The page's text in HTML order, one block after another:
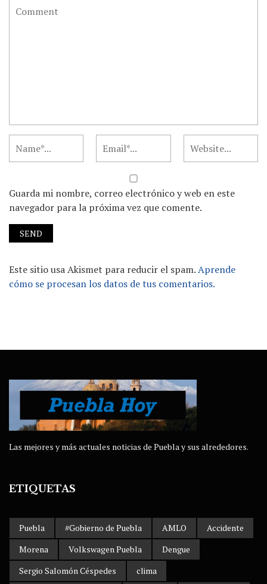
Guarda mi nombre, correo electrónico y web en este
navegador para la próxima vez que comente.
Este sitio usa Akismet para reducir el spam.Aprende
cómo se procesan los datos de tus comentarios.
Las mejores y más actuales noticias de Puebla y sus alrededores.
ETIQUETAS
Puebla #Gobierno de Puebla AMLO
Accidente
Morena
Volkswagen Puebla
Dengue
Sergio Salomón Céspedes
clima